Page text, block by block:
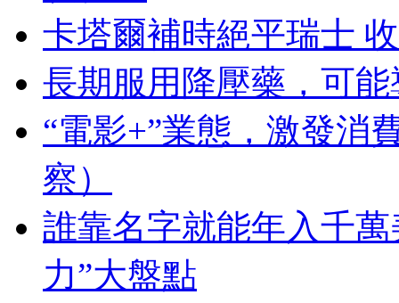
卡塔爾補時絕平瑞士
長期服用降壓藥，可
“電影+”業態，激發消
察）
誰靠名字就能年入千
力”大盤點